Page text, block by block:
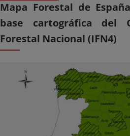
Mapa Forestal de
base cartográfica del
Forestal Nacional (IFN4)